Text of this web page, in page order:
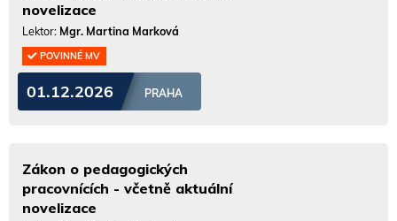
novelizace
Lektor: Mgr. Martina Marková
POVINNÉ MV
01.12.2026 PRAHA
Zákon o pedagogických
pracovnících - včetně aktuální
novelizace